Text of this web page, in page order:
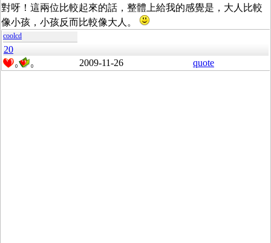
對呀！這兩位比較起來的話，整體上給我的感覺是，大人比較
像小孩，小孩反而比較像大人。
coolcd
20
0 0 2009-11-26 quote